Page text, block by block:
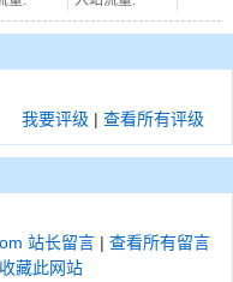
我要评级 | 查看所有评级
站长留言 | 查看所有留言
收藏此网站